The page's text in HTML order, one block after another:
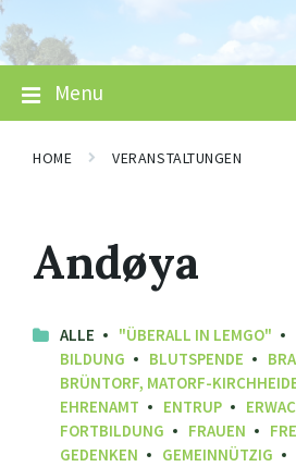
Skip
to
content
Skip
to
main
navigation
Skip
to
footer
Menu
HOME VERANSTALTUNGEN
Andøya
ALLE "ÜBERALL IN LEMGO"
BILDUNG
BLUTSPENDE
BRÜNTORF, MATORF-
EHRENAMT
ENTRUP
FORTBILDUNG
FRAUEN
GEDENKEN
GEMEINNÜTZIG